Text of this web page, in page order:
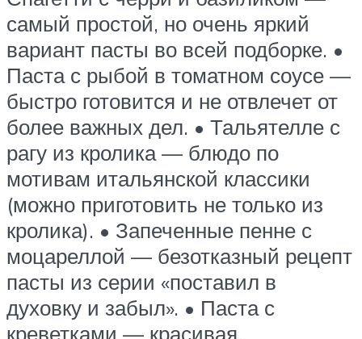
самый простой, но очень яркий
вариант пасты во всей подборке. •
Паста с рыбой в томатном соусе —
быстро готовится и не отвлечет от
более важных дел. • Тальятелле с
рагу из кролика — блюдо по
мотивам итальянской классики
(можно приготовить не только из
кролика). • Запеченные пенне с
моцареллой — безотказный рецепт
пасты из серии «поставил в
духовку и забыл». • Паста с
креветками — красивая,